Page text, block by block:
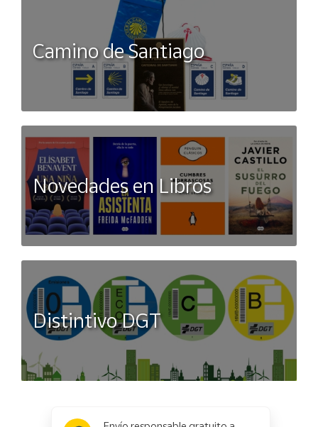
Camino de Santiago
Novedades en Libros
Distintivo DGT